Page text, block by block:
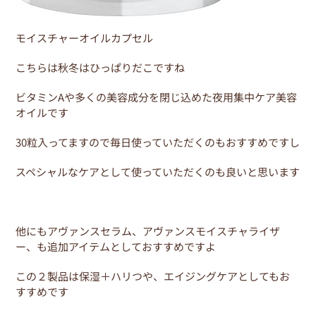
モイスチャーオイルカプセル
こちらは秋冬はひっぱりだこですね
ビタミンAや多くの美容成分を閉じ込めた夜用集中ケア美容
オイルです
30粒入ってますので毎日使っていただくのもおすすめですし
スペシャルなケアとして使っていただくのも良いと思います
他にもアヴァンスセラム、アヴァンスモイスチャライザ
ー、も追加アイテムとしておすすめですよ
この２製品は保湿＋ハリつや、エイジングケアとしてもお
すすめです